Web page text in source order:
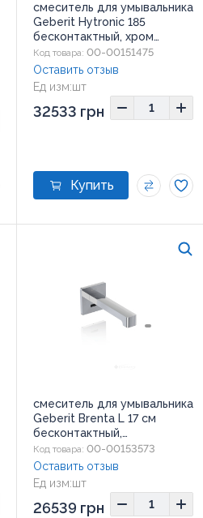
смеситель для умывальника
Geberit Hytronic 185
бесконтактный, хром
(116.245.21.1)
Код товара: 00-00151475
Ед изм:шт
Оставить отзыв
32533 грн
смеситель для умывальника
Geberit Brenta L 17 см
бесконтактный,
хром(116.274.21.1)
Код товара: 00-00153573
Ед изм:шт
Оставить отзыв
26539 грн